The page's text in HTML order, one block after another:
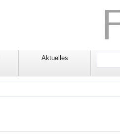
Aktuelles
Website